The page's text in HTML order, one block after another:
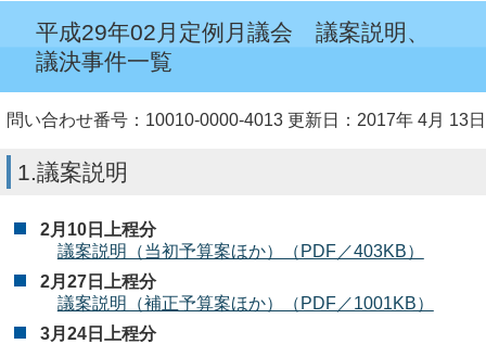
平成29年02月定例月議会 議案説明、
議決事件一覧
問い合わせ番号：10010-0000-4013 更新日：2017年 4月 13日
1.議案説明
2月10日上程分
議案説明（当初予算案ほか）（PDF／403KB）
2月27日上程分
議案説明（補正予算案ほか）（PDF／1001KB）
3月24日上程分